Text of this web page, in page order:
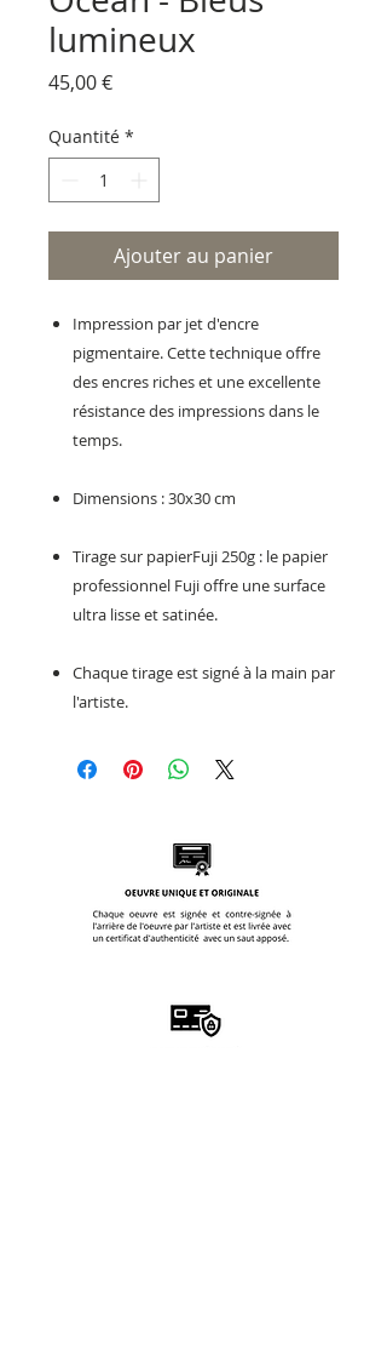
lumineux
45,00 €Prix
Quantité *
Ajouter au panier
Impression par jet d'encre
pigmentaire. Cette technique offre
des encres riches et une excellente
résistance des impressions dans le
temps.
Dimensions : 30x30 cm
Tirage sur papierFuji 250g : le papier
professionnel Fuji offre une surface
ultra lisse et satinée.
Chaque tirage est signé à la main par
l'artiste.